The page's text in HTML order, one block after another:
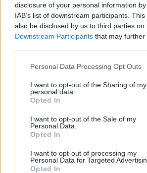
disclosure of your personal information
IAB’s list of downstream participants.
also be disclosed by us to third parties on
Downstream Participants that may
Personal Data Processing Opt Outs
I want to opt-out of the Sharing of my
personal data.
Opted In
I want to opt-out of the Sale of my
Personal Data.
Opted In
I want to opt-out of processing my
Personal Data for Targeted
Opted In
alla mozione dell'Udc»
La Cdl compatta: così non lo
05/11/2007
Rifondazione «Non votiamo il
04/10/2007